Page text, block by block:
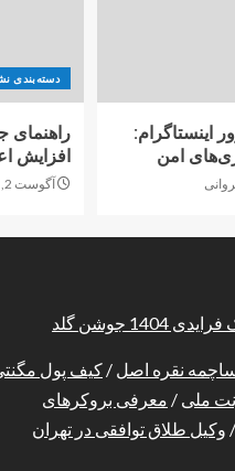
اینستاگرام:
امن
دسته‌بندی
راهنمای
افزایش
آگوست 2, 2026
1404 جوشن گلد
نقره اصل / کیف پول
ملی / معرفی بروکرهای
/ وکیل طلاق توافقی در تهران